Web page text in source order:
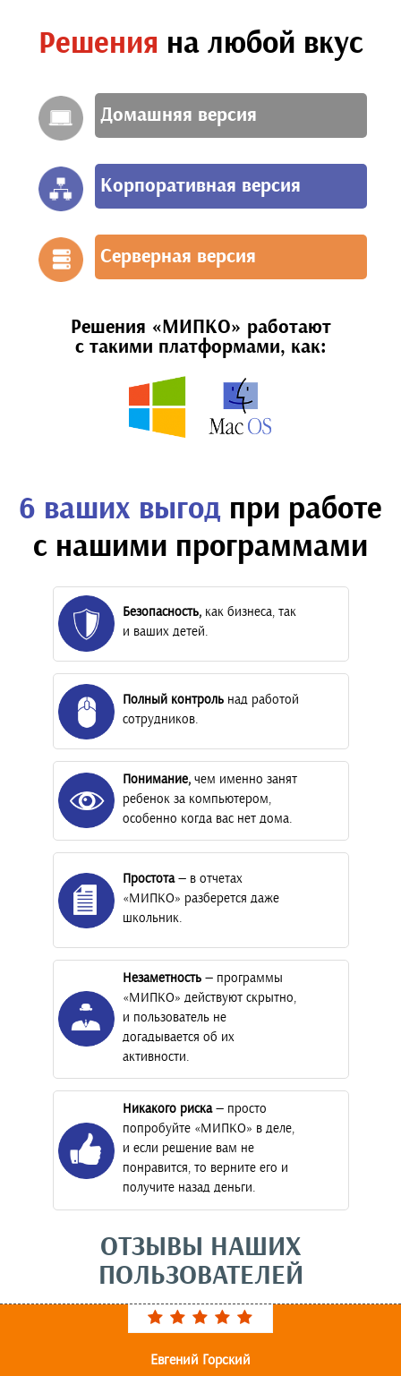
Решения на любой вкус
Домашняя версия
Корпоративная версия
Серверная версия
Решения «МИПКО» работают
с такими платформами, как:
6 ваших выгод при работе
с нашими программами
Безопасность,как бизнеса, так
и ваших детей.
Полный контрольнад работой
сотрудников.
Понимание,чем именно занят
ребенок за компьютером,
особенно когда вас нет дома.
Простота— в отчетах
«МИПКО» разберется даже
школьник.
Незаметность— программы
«МИПКО» действуют скрытно,
и пользователь не
догадывается об их
активности.
Никакого риска— просто
попробуйте «МИПКО» в деле,
и если решение вам не
понравится, то верните его и
получите назад деньги.
ОТЗЫВЫ НАШИХ
ПОЛЬЗОВАТЕЛЕЙ
Eвгений Горский